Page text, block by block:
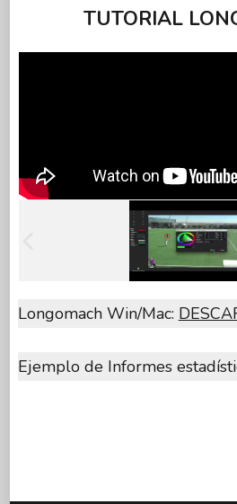
TUTORIAL
Longomach Win/Mac:
Ejemplo de Informes